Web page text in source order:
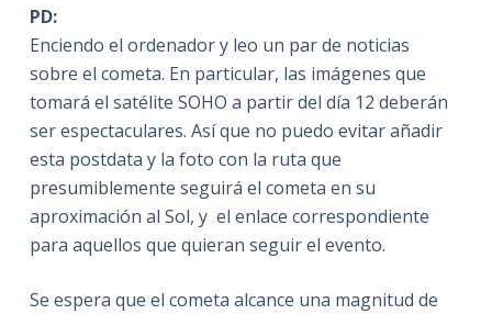
PD:
Enciendo el ordenador y leo un par de noticias
sobre el cometa. En particular, las imágenes que
tomará el satélite SOHO a partir del día 12 deberán
ser espectaculares. Así que no puedo evitar añadir
esta postdata y la foto con la ruta que
presumiblemente seguirá el cometa en su
aproximación al Sol, y el enlace correspondiente
para aquellos que quieran seguir el evento.
Se espera que el cometa alcance una magnitud de